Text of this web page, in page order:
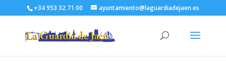
+34 953 32 71 00 ayuntamiento@laguardiadejaen.es